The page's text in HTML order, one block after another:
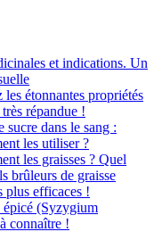
et indications. Un
étonnantes propriétés
répandue !
sucre dans le sang :
les utiliser ?
les graisses ? Quel
brûleurs de graisse
plus efficaces !
(Syzygium
connaître !